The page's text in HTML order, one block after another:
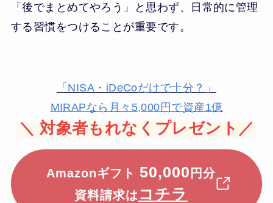
「後でまとめてやろう」と思わず、日常的に管理
する習慣をつけることが重要です。
「NISA・iDeCoだけで十分？」
MIRAPなら月々5,000円で資産1億
＼ 対象者もれなくプレゼント／
Amazonギフト 50,000 円分
資料請求は コチラ